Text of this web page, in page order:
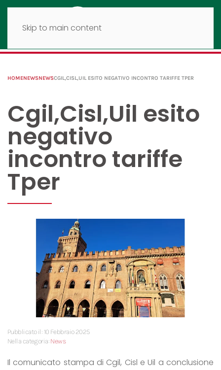
Skip to main content
HOMENEWSNEWSCGIL,CISL,UIL ESITO NEGATIVO INCONTRO TARIFFE TPER
Cgil,Cisl,Uil esito
negativo
incontro tariffe
Tper
Pubblicato il: 10 Febbraio 2025
Nella categoria:News
Il comunicato stampa di Cgil, Cisl e Uil a conclusione